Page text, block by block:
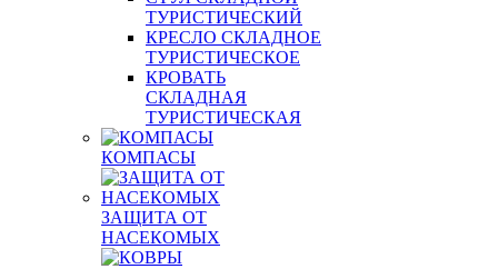
ТУРИСТИЧЕСКИЙ
КРЕСЛО СКЛАДНОЕ
ТУРИСТИЧЕСКОЕ
КРОВАТЬ
СКЛАДНАЯ
ТУРИСТИЧЕСКАЯ
КОМПАСЫ
ЗАЩИТА ОТ
НАСЕКОМЫХ